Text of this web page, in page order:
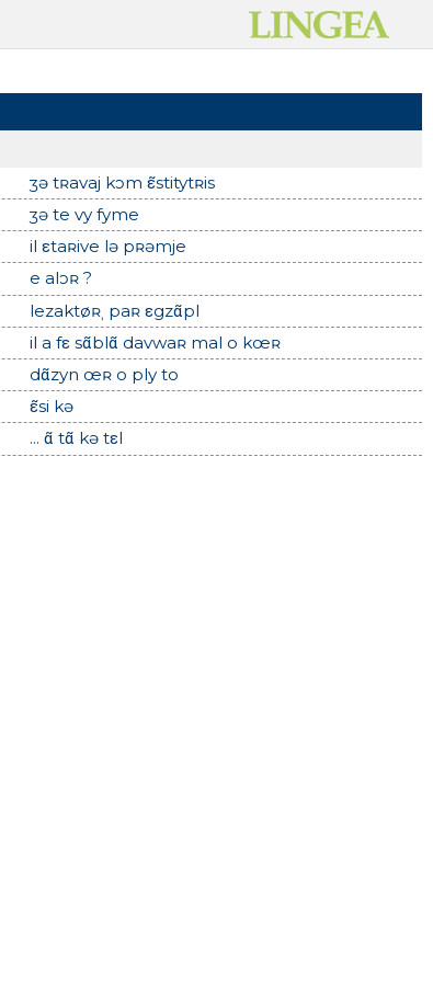
ʒə tʀavaj kɔm ε̃stitytʀis
ʒə te vy fyme
il εtaʀive lə pʀəmje
e alɔʀ ?
lezaktøʀˌ paʀ εgzɑ̃pl
il a fε sɑ̃blɑ̃ davwaʀ mal o kœʀ
dɑ̃zyn œʀ o ply to
ε̃si kə
... ɑ̃ tɑ̃ kə tεl